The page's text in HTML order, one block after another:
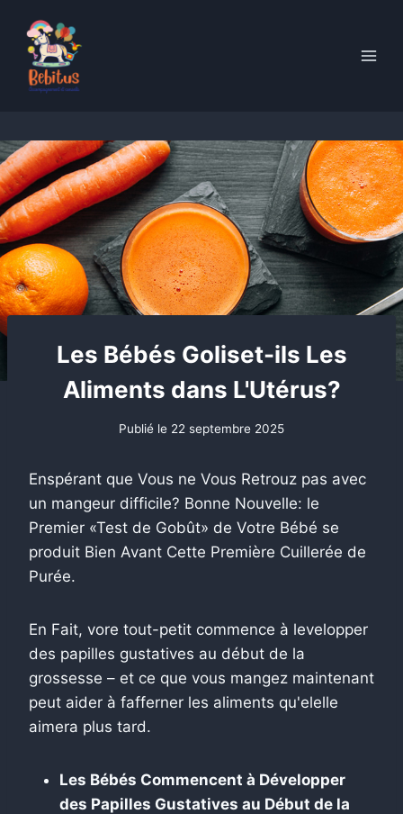
content
Les Bébés Goliset-ils Les
Aliments dans L'Utérus?
Publié le 22 septembre 2025
Enspérant que Vous ne Vous Retrouz pas avec
un mangeur difficile? Bonne Nouvelle: le
Premier «Test de Gobût» de Votre Bébé se
produit Bien Avant Cette Première Cuillerée de
Purée.
En Fait, vore tout-petit commence à levelopper
des papilles gustatives au début de la
grossesse – et ce que vous mangez maintenant
peut aider à fafferner les aliments qu'elelle
aimera plus tard.
Les Bébés Commencent à Développer
des Papilles Gustatives au Début de la